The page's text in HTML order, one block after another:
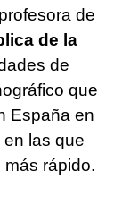
de
de la
de
que
España en
las que
rápido.